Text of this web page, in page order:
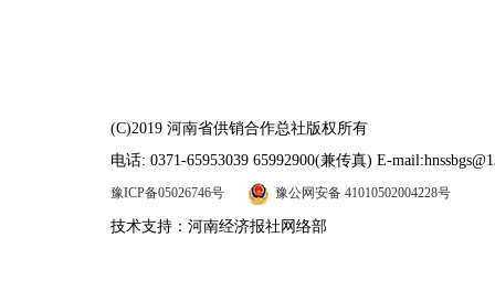
(C)2019 河南省供销合作总社版权所有
电话: 0371-65953039 65992900(兼传真) E-
豫ICP备05026746号 豫公网安备 41010502004228号
技术支持：河南经济报社网络部